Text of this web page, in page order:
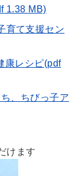
1.38 MB)
育て支援セン
康レシピ(pdf
、ちびっ子ア
けます